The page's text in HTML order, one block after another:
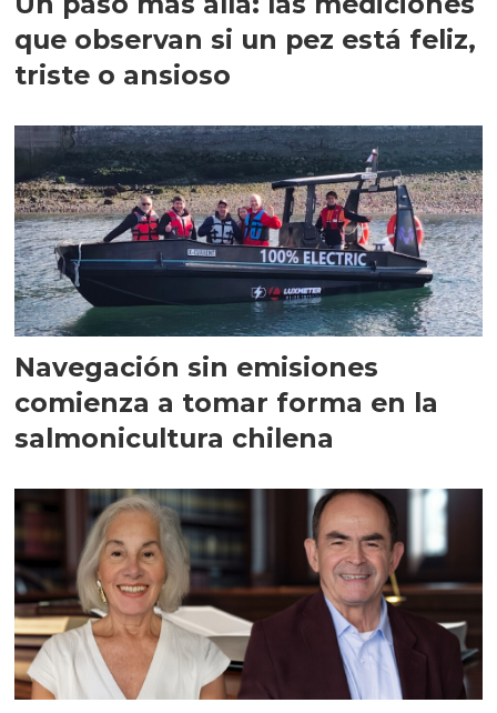
que observan si un pez está feliz,
triste o ansioso
Navegación sin emisiones
comienza a tomar forma en la
salmonicultura chilena